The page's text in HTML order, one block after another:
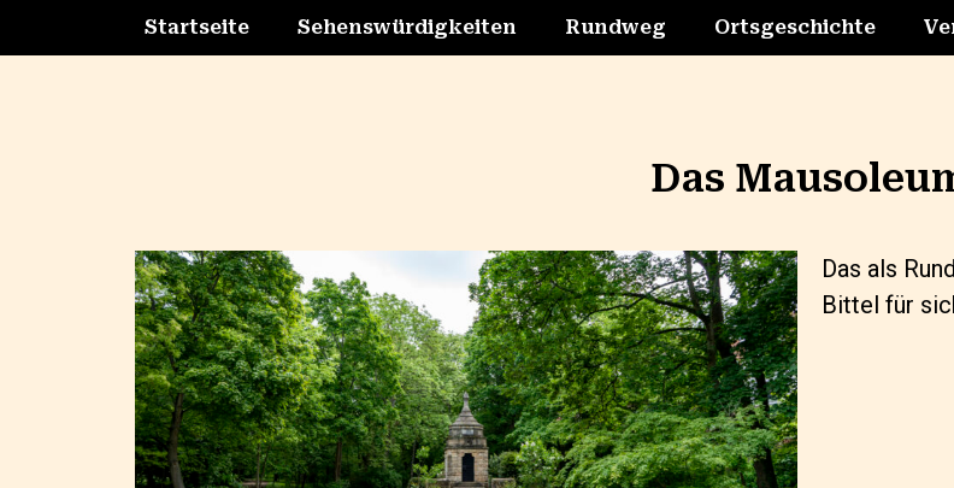
Startseite Sehenswürdigkeiten Rundweg Ortsgeschichte
Das
Das als
Bittel für